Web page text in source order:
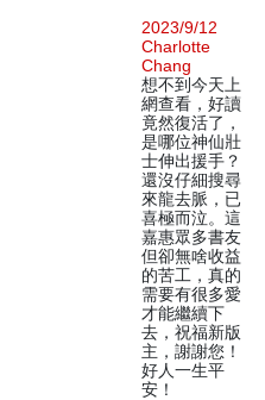
2023/9/12
Charlotte
Chang
想不到今天上
網查看，好讀
竟然復活了，
是哪位神仙壯
士伸出援手？
還沒仔細搜尋
來龍去脈，已
喜極而泣。這
嘉惠眾多書友
但卻無啥收益
的苦工，真的
需要有很多愛
才能繼續下
去，祝福新版
主，謝謝您！
好人一生平
安！